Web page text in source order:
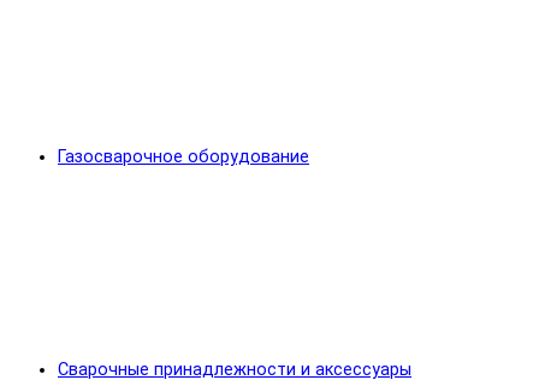
Газосварочное оборудование
Сварочные принадлежности и аксессуары